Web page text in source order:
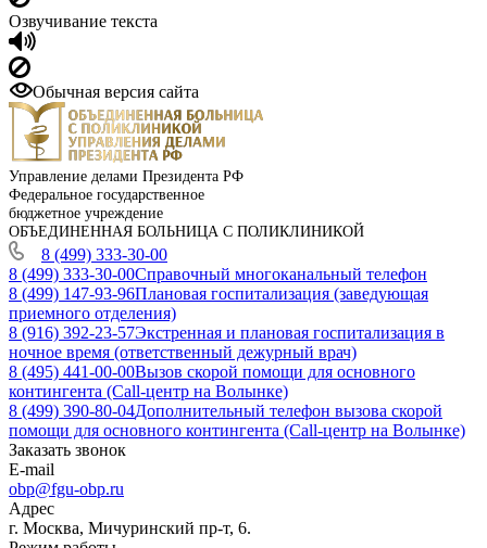
Озвучивание текста
Обычная версия сайта
Управление делами Президента РФ
Федеральное государственное
бюджетное учреждение
ОБЪЕДИНЕННАЯ БОЛЬНИЦА С ПОЛИКЛИНИКОЙ
8 (499) 333-30-00
8 (499) 333-30-00Справочный многоканальный телефон
8 (499) 147-93-96Плановая госпитализация (заведующая
приемного отделения)
8 (916) 392-23-57Экстренная и плановая госпитализация в
ночное время (ответственный дежурный врач)
8 (495) 441-00-00Вызов скорой помощи для основного
контингента (Call-центр на Волынке)
8 (499) 390-80-04Дополнительный телефон вызова скорой
помощи для основного контингента (Call-центр на Волынке)
Заказать звонок
E-mail
obp@fgu-obp.ru
Адрес
г. Москва, Мичуринский пр-т, 6.